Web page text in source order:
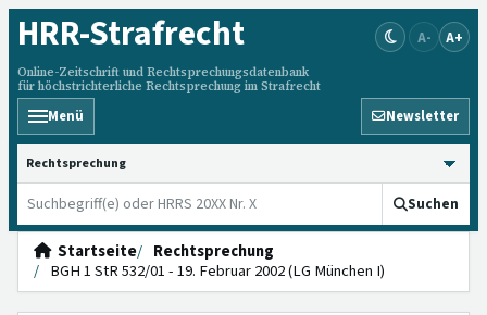
HRR-Strafrecht
Online-Zeitschrift und Rechtsprechungsdatenbank
für höchstrichterliche Rechtsprechung im Strafrecht
A- A+
Menü Newsletter
HRRS durchsuchen
Suchen
Startseite
Rechtsprechung
BGH 1 StR 532/01 - 19. Februar 2002 (LG München I)